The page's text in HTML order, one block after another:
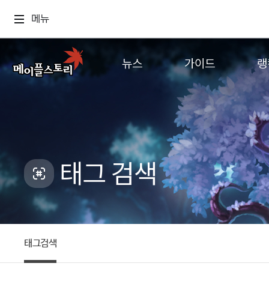
메뉴
뉴스
업데이트
이벤트
캐시샵 공지
메이플 알림판
with maple
가이드
게임정보
직업소개
확률형 아이템
NEXON NOW
추가정보
월드
컨텐
태그 검색
태그검색